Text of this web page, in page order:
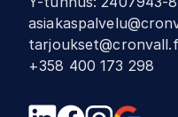
+358 400 173 298